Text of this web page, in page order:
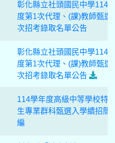
彰化縣立社頭國民中學114
度第1次代理、(課)教師甄選
次招考錄取名單公告
彰化縣立社頭國民中學114
度第1次代理、(課)教師甄選
次招考錄取名單公告
114學年度高級中等學校特
生專業群科甄選入學續招簡
編